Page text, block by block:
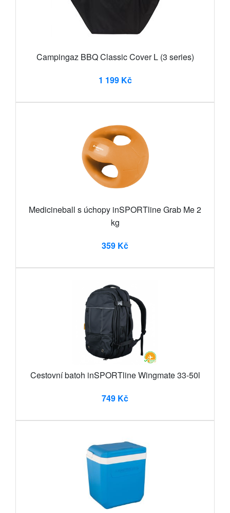
Campingaz BBQ Classic Cover L (3 series)
1 199 Kč
Medicineball s úchopy inSPORTline Grab Me 2
kg
359 Kč
Cestovní batoh inSPORTline Wingmate 33-50l
749 Kč